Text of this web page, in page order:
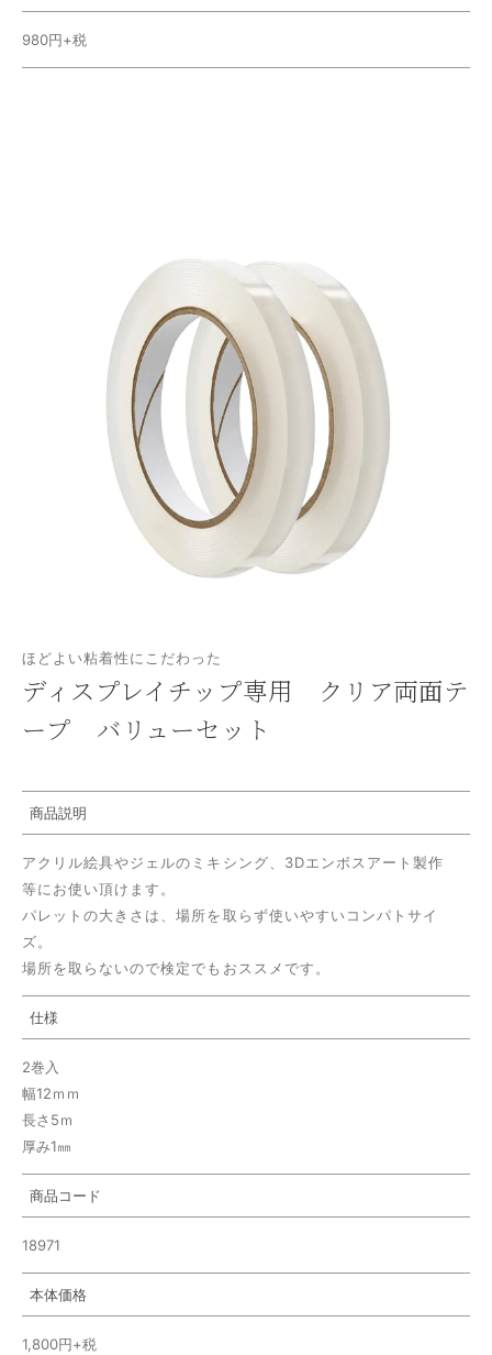
980円+税
ほどよい粘着性にこだわった
ディスプレイチップ専用 クリア両面テ
ープ バリューセット
商品説明
アクリル絵具やジェルのミキシング、3Dエンボスアート製作
等にお使い頂けます。
パレットの大きさは、場所を取らず使いやすいコンパトサイ
ズ。
場所を取らないので検定でもおススメです。
仕様
2巻入
幅12ｍｍ
長さ5ｍ
厚み1㎜
商品コード
18971
本体価格
1,800円+税